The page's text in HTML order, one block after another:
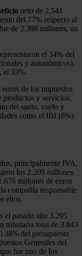
neto de 2.541
del 77% respecto al
de 2.398 millones, un
el 34% del
y autonómicos),
el 33%.
de los impuestos
productos y servicios,
del suelo, vuelo y
como el IBI (6%)
principalmente IVA,
los 2.209 millones
millones de euros
compañía responsable
ellos.
el pasado año 3.295
tributaria total de 3.843
38% del presupuesto
Generales del
fue uno de los